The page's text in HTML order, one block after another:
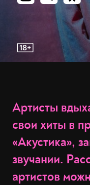
Артисты
свои хиты в
«Акустика»,
звучании.
артистов